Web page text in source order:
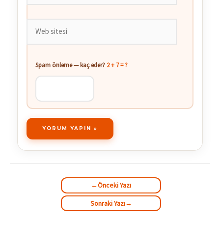
Spam önleme — kaç eder? 2 + 7 = ?
←Önceki Yazı
Sonraki Yazı→